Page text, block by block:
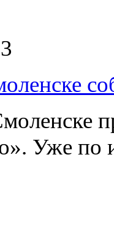
Уже по